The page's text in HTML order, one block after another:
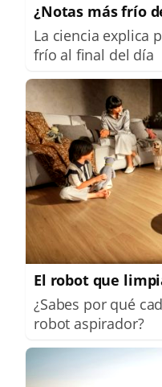
¿Notas más frío
La ciencia explica
frío al final del día
El robot que
¿Sabes por qué
robot aspirador?